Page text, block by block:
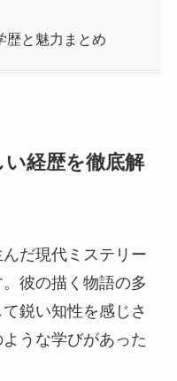
歴と魅力まとめ
経歴を徹底解
だ現代ミステリー
彼の描く物語の多
鋭い知性を感じさ
うな学びがあった